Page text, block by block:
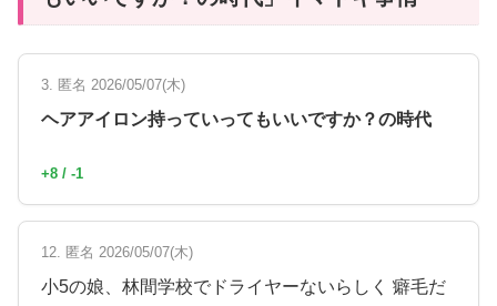
3. 匿名 2026/05/07(木)
ヘアアイロン持っていってもいいですか？の時代
+8 / -1
12. 匿名 2026/05/07(木)
小5の娘、林間学校でドライヤーないらしく 癖毛だ